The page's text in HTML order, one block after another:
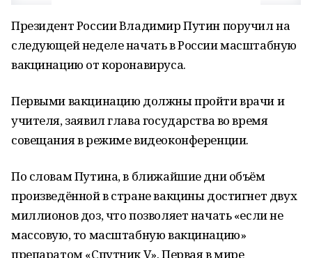
Президент России Владимир Путин поручил на
следующей неделе начать в России масштабную
вакцинацию от коронавируса.
Первыми вакцинацию должны пройти врачи и
учителя, заявил глава государства во время
совещания в режиме видеоконференции.
По словам Путина, в ближайшие дни объём
произведённой в стране вакцины достигнет двух
миллионов доз, что позволяет начать «если не
массовую, то масштабную вакцинацию»
препаратом «Спутник V». Первая в мире